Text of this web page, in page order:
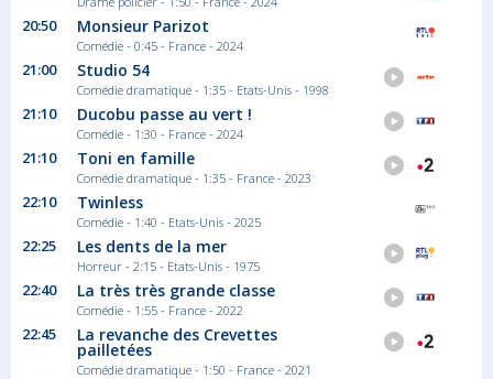
Série/Feuilleton Comédie
00:35
Météo
Météo
00:45
RTL info 19 heures
L'information est au coeur de RTL TVI.
Cette...
Journal
20:50 Monsieur Parizot
Comédie - 0:45 - France - 2024
21:00 Studio 54
Comédie dramatique - 1:35 - Etats-Unis - 1998
21:10 Ducobu passe au vert !
Comédie - 1:30 - France - 2024
21:10 Toni en famille
Comédie dramatique - 1:35 - France - 2023
22:10 Twinless
Comédie - 1:40 - Etats-Unis - 2025
22:25 Les dents de la mer
Horreur - 2:15 - Etats-Unis - 1975
22:40 La très très grande classe
Comédie - 1:55 - France - 2022
22:45 La revanche des Crevettes
pailletées
Comédie dramatique - 1:50 - France - 2021